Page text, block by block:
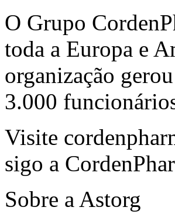
O Grupo
toda a Europa e
organização
3.000
Visite
sigo a
Sobre a Astorg